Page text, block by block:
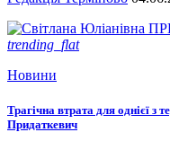
trending_flat
Новини
Трагічна втрата для однієї з
Придаткевич